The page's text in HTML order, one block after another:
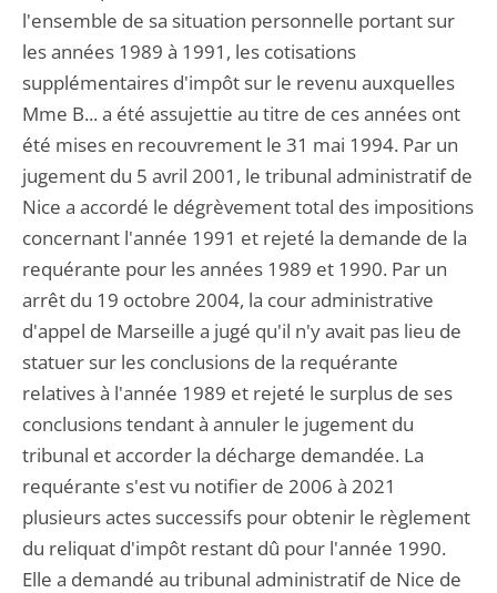
l'ensemble de sa situation personnelle portant sur
les années 1989 à 1991, les cotisations
supplémentaires d'impôt sur le revenu auxquelles
Mme B... a été assujettie au titre de ces années ont
été mises en recouvrement le 31 mai 1994. Par un
jugement du 5 avril 2001, le tribunal administratif de
Nice a accordé le dégrèvement total des impositions
concernant l'année 1991 et rejeté la demande de la
requérante pour les années 1989 et 1990. Par un
arrêt du 19 octobre 2004, la cour administrative
d'appel de Marseille a jugé qu'il n'y avait pas lieu de
statuer sur les conclusions de la requérante
relatives à l'année 1989 et rejeté le surplus de ses
conclusions tendant à annuler le jugement du
tribunal et accorder la décharge demandée. La
requérante s'est vu notifier de 2006 à 2021
plusieurs actes successifs pour obtenir le règlement
du reliquat d'impôt restant dû pour l'année 1990.
Elle a demandé au tribunal administratif de Nice de